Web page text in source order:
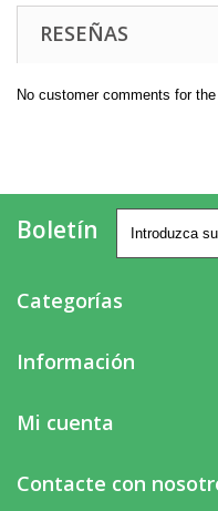
RESEÑAS
No customer comments for
Boletín
Categorías
Información
Mi cuenta
Contacte con